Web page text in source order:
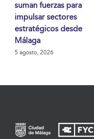
suman fuerzas para
impulsar sectores
estratégicos desde
Málaga
5 agosto, 2026